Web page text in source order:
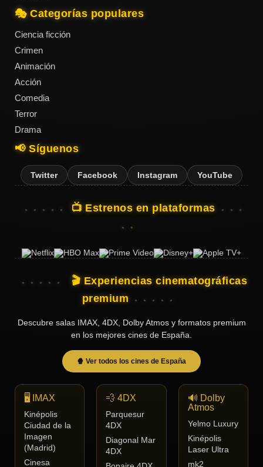
🎭 Categorías populares
Ciencia ficción
Crimen
Animación
Acción
Comedia
Terror
Drama
📢 Síguenos
Twitter Facebook Instagram YouTube
📺 Estrenos en plataformas
🎬 Experiencias cinematográficas
premium
Descubre salas IMAX, 4DX, Dolby Atmos y formatos premium
en los mejores cines de España.
🍿 Ver todos los cines de España
🖥️ IMAX
Kinépolis
Ciudad de la
Imagen
(Madrid)
Cinesa
💨 4DX
Parquesur
4DX
Diagonal Mar
4DX
🔊 Dolby
Atmos
Yelmo Luxury
Kinépolis
Laser Ultra
mk2